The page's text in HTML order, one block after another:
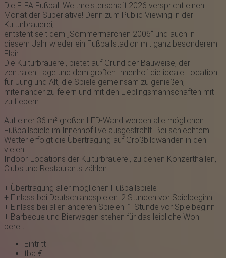
Die FIFA Fußball Weltmeisterschaft 2026 verspricht einen
Monat der Superlative! Denn zum Public Viewing in der
Kulturbrauerei,
entsteht seit dem „Sommermärchen 2006“ und auch in
diesem Jahr wieder ein Fußballstadion mit ganz besonderem
Flair.
Die Kulturbrauerei, bietet auf Grund der Bauweise, der
zentralen Lage und dem großen Innenhof die ideale Location
für Jung und Alt, die Spiele gemeinsam zu genießen,
miteinander zu feiern und mit den Lieblingsmannschaften mit
zu fiebern.
Auf einer 36 m² großen LED-Wand werden alle möglichen
Fußballspiele im Innenhof live ausgestrahlt. Bei schlechtem
Wetter erfolgt die Übertragung auf Großbildwänden in den
vielen
Indoor-Locations der Kulturbrauerei, zu denen Konzerthallen,
Clubs und Restaurants zählen.
+ Übertragung aller möglichen Fußballspiele
+ Einlass bei Deutschlandspielen: 2 Stunden vor Spielbeginn
+ Einlass bei allen anderen Spielen: 1 Stunde vor Spielbeginn
+ Barbecue und Bierwagen stehen für das leibliche Wohl
bereit
Eintritt
tba €